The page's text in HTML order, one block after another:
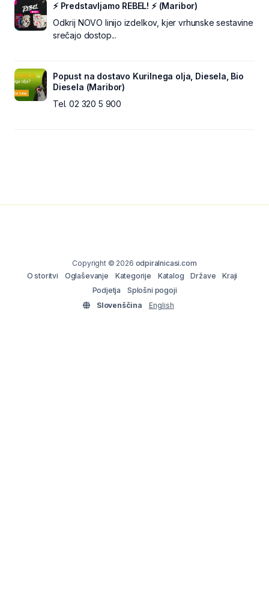
⚡ Predstavljamo REBEL! ⚡ (Maribor)
Odkrij NOVO linijo izdelkov, kjer vrhunske sestavine
srečajo dostop...
Popust na dostavo Kurilnega olja, Diesela, Bio
Diesela (Maribor)
Tel. 02 320 5 900
Copyright © 2026 odpiralnicasi.com
O storitvi
Oglaševanje Kategorije Katalog Države
Kraji
Podjetja
Splošni pogoji
Slovenščina
English